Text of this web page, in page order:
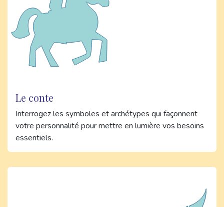
Le conte
Interrogez les symboles et archétypes qui façonnent
votre personnalité pour mettre en lumière vos besoins
essentiels.